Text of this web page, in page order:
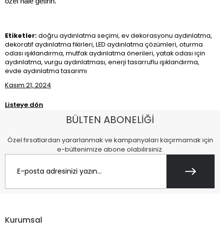
Etiketler:doğru aydınlatma seçimi, ev dekorasyonu aydınlatma,
dekoratif aydınlatma fikirleri, LED aydınlatma çözümleri, oturma
odası ışıklandırma, mutfak aydınlatma önerileri, yatak odası için
aydınlatma, vurgu aydınlatması, enerji tasarruflu ışıklandırma,
evde aydınlatma tasarımı
Kasım 21, 2024
Listeye dön
BÜLTEN ABONELİĞİ
Özel fırsatlardan yararlanmak ve kampanyaları kaçırmamak için
e-bültenimize abone olabilirsiniz.
Kurumsal